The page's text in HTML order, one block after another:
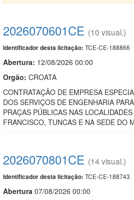
2026070601CE (10 visual.)
Identificador desta licitação: TCE-CE-188866
Abertura: 12/08/2026 00:00
Orgão: CROATA
CONTRATAÇÃO DE EMPRESA
DOS SERVIÇOS DE ENGENHARIA
PRAÇAS PÚBLICAS NAS
FRANCISCO, TUNCAS E NA SEDE DO
2026070801CE (14 visual.)
Identificador desta licitação: TCE-CE-188743
Abertura 07/08/2026 00:00